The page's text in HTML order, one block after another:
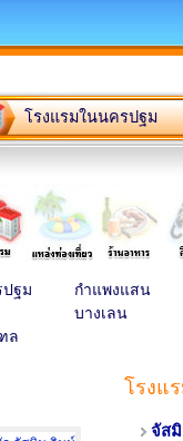
โรงแรมในนครปฐม
ปฐม
กำแพงแสน
บางเลน
ล
โรงแ
จัส